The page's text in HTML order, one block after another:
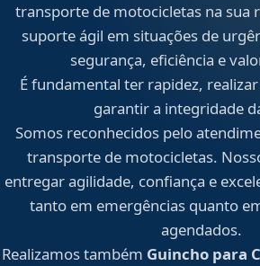
transporte de motocicletas na sua
suporte ágil em situações de
segurança, eficiência e
É fundamental ter rapidez,
garantir a integridade
Somos reconhecidos pelo
transporte de motocicletas.
entregar agilidade, confiança e
tanto em emergências quanto
agendados.
Realizamos também Guincho para